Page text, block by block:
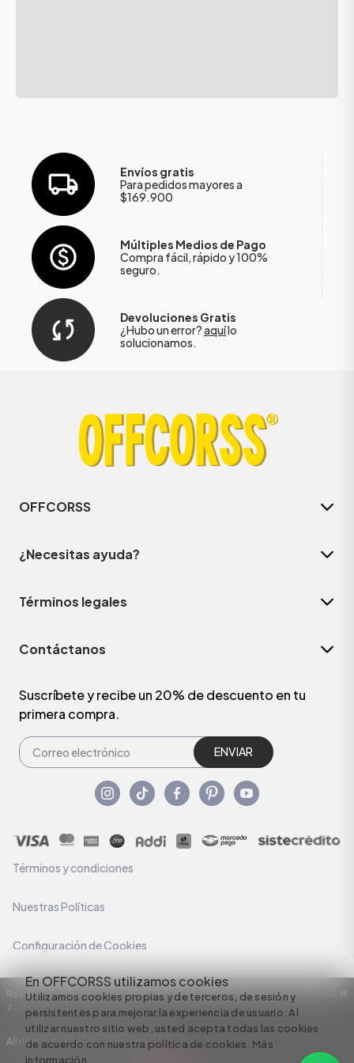
En OFFCORSS utilizamos cookies
Utilizamos cookies propias y de terceros, de sesión y
persistentes para mejorar la experiencia de usuario. Al
utilizar nuestro sitio web, usted acepta todas las cookies
de acuerdo con nuestra política de cookies. Más
información
Envíos gratis
Para pedidos mayores a
$169.900
Múltiples Medios de Pago
Compra fácil, rápido y 100%
seguro.
Devoluciones Gratis
¿Hubo un error?aquílo
solucionamos.
OFFCORSS
¿Necesitas ayuda?
Términos legales
Contáctanos
Suscríbete y recibe un 20% de descuento en tu
primera compra.
ENVIAR
Términos y condiciones
Nuestras Políticas
Configuración de Cookies
Razón Social: C.I HERMECO S.A. NIT: 890924167-6 Dirección: Carrera 50 #
7 – 35
All rights reserved empowered by